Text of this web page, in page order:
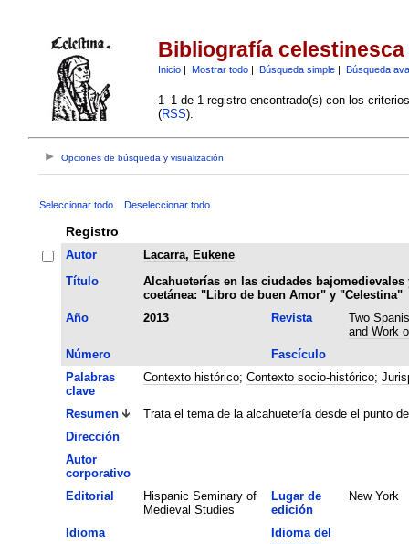
Bibliografía celestinesca
Inicio| Mostrar todo| Búsqueda simple| Búsqueda
1–1 de 1 registro encontrado(s) con los
(RSS):
Opciones de búsqueda y visualización
Seleccionar todo Deseleccionar todo
Registro
Autor
Lacarra, Eukene
Título
Alcahueterías en las ciudades
coetánea: "Libro de buen Amor" y "Celestina"
Año
2013 Revista
Two
and Work
Número
Fascículo
Palabras
clave
Contexto histórico; Contexto socio-histórico;
Resumen
Trata el tema de la alcahuetería desde el punto
Dirección
Autor
corporativo
Editorial
Hispanic Seminary of
Medieval Studies
Lugar de
edición
New York
Idioma
Idioma del